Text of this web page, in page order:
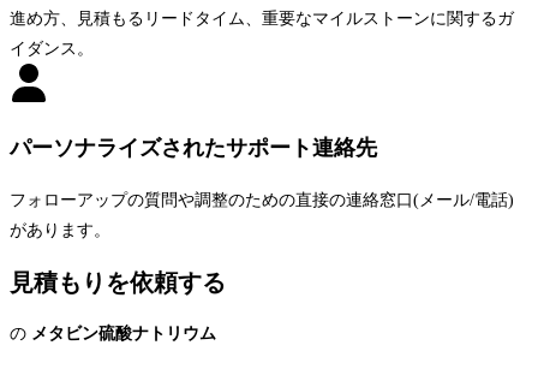
進め方、見積もるリードタイム、重要なマイルストーンに関するガ
イダンス。
パーソナライズされたサポート連絡先
フォローアップの質問や調整のための直接の連絡窓口(メール/電話)
があります。
見積もりを依頼する
の メタビン硫酸ナトリウム